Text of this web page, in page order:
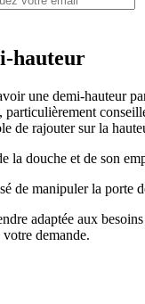
hauteur
une demi-hauteur
de rajouter sur la
la douche et de son
de manipuler la
adaptée aux
demande.